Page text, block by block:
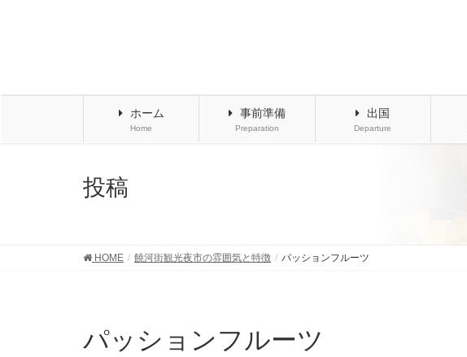
ホーム
Home
事前準備
Preparation
出国
Departure
投稿
HOME 饒河街観光夜市の雰囲気と特徴 パッションフルーツ
パッションフルーツ